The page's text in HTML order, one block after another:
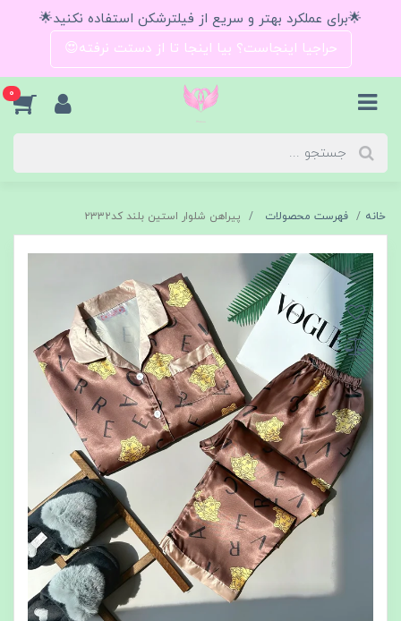
🌟برای عملکرد بهتر و سریع از فیلترشکن استفاده نکنید🌟
حراجیا اینجاست؟ بیا اینجا تا از دستت نرفته😍
0
خانه فهرست محصولات پیراهن شلوار استین بلند کد۲۳۳۲